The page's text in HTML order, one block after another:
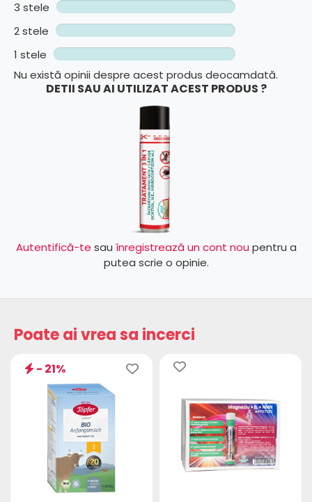
3 stele
2 stele
1 stele
Nu există opinii despre acest produs deocamdată.
DETII SAU AI UTILIZAT ACEST PRODUS ?
Autentifică-te sau înregistrează un cont nou pentru a
putea scrie o opinie.
Poate ai vrea sa incerci
- 21%